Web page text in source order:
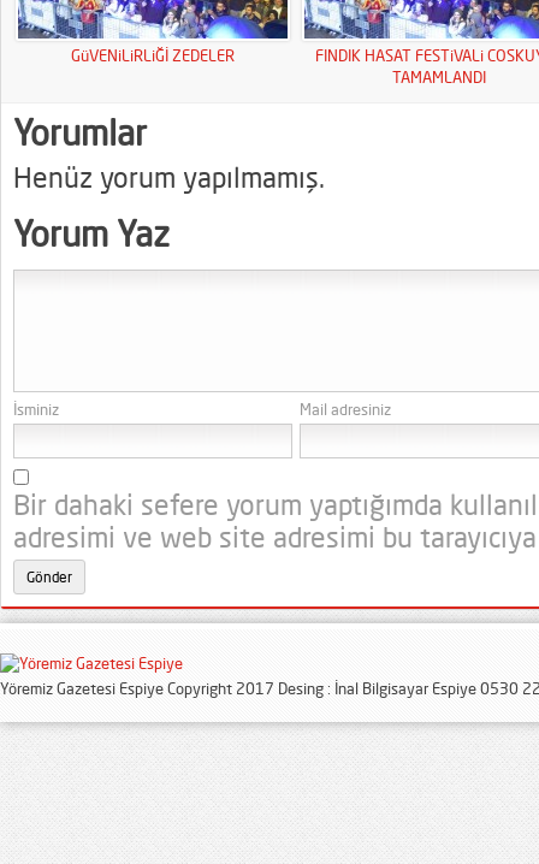
GüVENiLiRLiĞİ ZEDELER
FINDIK HASAT FESTiVALi
TAMAMLANDI
Yorumlar
Henüz yorum yapılmamış.
Yorum Yaz
İsminiz Mail adresiniz
Bir dahaki sefere yorum yaptığımda
adresimi ve web site adresimi bu
Yöremiz Gazetesi Espiye Copyright 2017 Desing : İnal Bilgisayar Espiye 0530